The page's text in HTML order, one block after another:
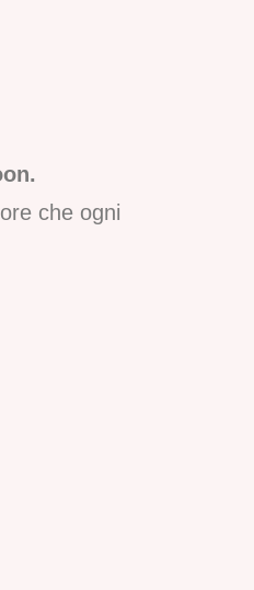
che ogni